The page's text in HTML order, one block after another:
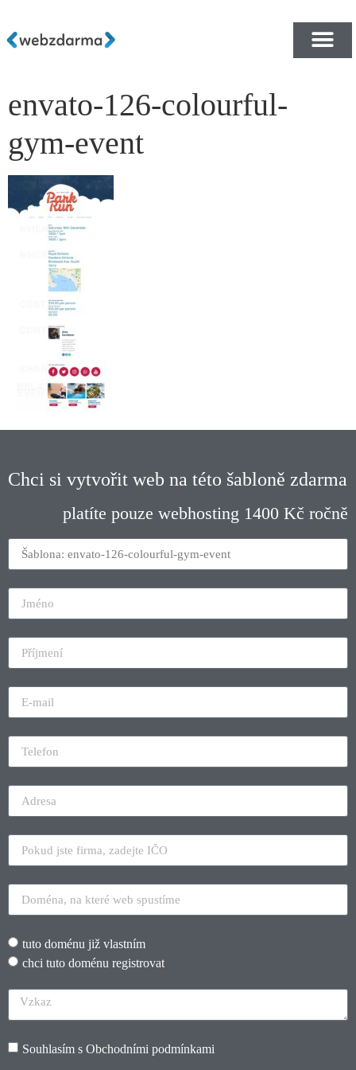
envato-126-colourful-
gym-event
Chci si vytvořit web na této šabloně zdarma
platíte pouze webhosting 1400 Kč ročně
tuto doménu již vlastním
chci tuto doménu registrovat
Souhlasím s Obchodními podmínkami